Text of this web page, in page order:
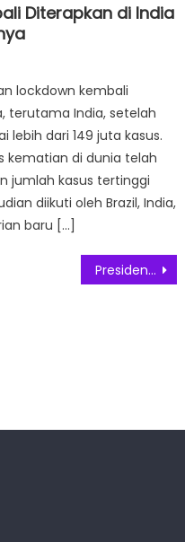
Diterapkan di India
lockdown kembali
terutama India, setelah
lebih dari 149 juta kasus.
kematian di dunia telah
jumlah kasus tertinggi
diikuti oleh Brazil, India,
baru […]
Presiden Jokowi Ajak G7 dan G20 Segera Atasi Krisis Pangan